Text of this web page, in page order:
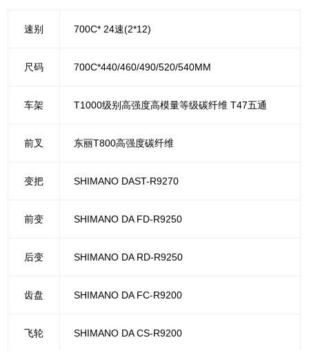
速别 700C* 24速(2*12)
尺码 700C*440/460/490/520/540MM
车架 T1000级别高强度高模量等级碳纤维 T47五通
前叉 东丽T800高强度碳纤维
变把 SHIMANO DAST-R9270
前变 SHIMANO DA FD-R9250
后变 SHIMANO DA RD-R9250
齿盘 SHIMANO DA FC-R9200
飞轮 SHIMANO DA CS-R9200